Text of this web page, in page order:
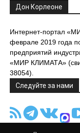
Дон Корлеоне
Интернет-портал
феврале 2019 года
предприятий
«МИР КЛИМАТА»
38054).
Следуйте за нами